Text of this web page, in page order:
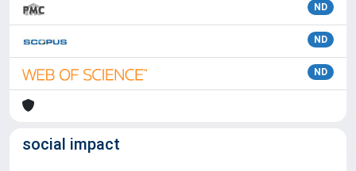
ND
ND
ND
social impact